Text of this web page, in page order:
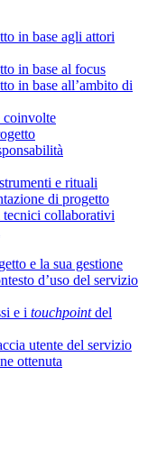
in base agli attori
in base al focus
in base all’ambito di
coinvolte
e rituali
di progetto
collaborativi
e la sua gestione
d’uso del servizio
e i touchpointdel
utente del servizio
ottenuta